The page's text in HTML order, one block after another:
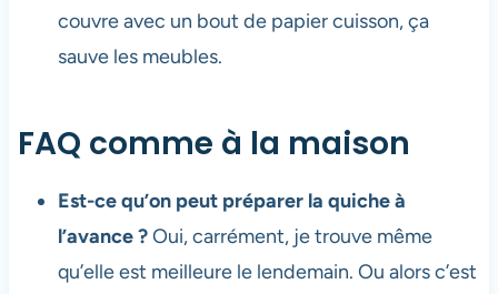
couvre avec un bout de papier cuisson, ça
sauve les meubles.
FAQ comme à la maison
Est-ce qu’on peut préparer la quiche à
l’avance ?Oui, carrément, je trouve même
qu’elle est meilleure le lendemain. Ou alors c’est